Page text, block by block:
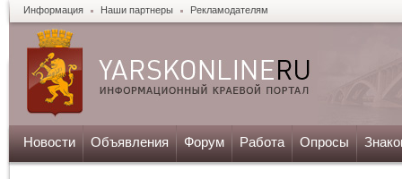
Информация Наши партнеры Рекламодателям
Новости Объявления Форум Работа Опросы